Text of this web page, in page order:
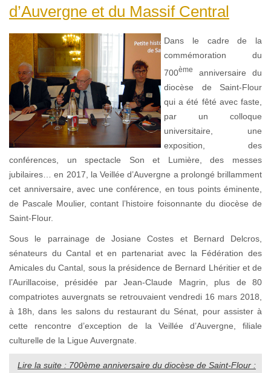
d’Auvergne et du Massif Central
Dans le cadre de la
commémoration du
700ème
anniversaire du
diocèse de Saint-Flour
qui a été fêté avec faste,
par un colloque
universitaire, une
exposition, des
conférences, un spectacle Son et Lumière, des messes
jubilaires… en 2017, la Veillée d’Auvergne a prolongé brillamment
cet anniversaire, avec une conférence, en tous points éminente,
de Pascale Moulier, contant l’histoire foisonnante du diocèse de
Saint-Flour.
Sous le parrainage de Josiane Costes et Bernard Delcros,
sénateurs du Cantal et en partenariat avec la Fédération des
Amicales du Cantal, sous la présidence de Bernard Lhéritier et de
l’Aurillacoise, présidée par Jean-Claude Magrin, plus de 80
compatriotes auvergnats se retrouvaient vendredi 16 mars 2018,
à 18h, dans les salons du restaurant du Sénat, pour assister à
cette rencontre d’exception de la Veillée d’Auvergne, filiale
culturelle de la Ligue Auvergnate.
Lire la suite : 700ème anniversaire du diocèse de Saint-Flour :